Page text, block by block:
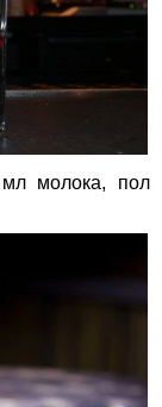
молока, пол